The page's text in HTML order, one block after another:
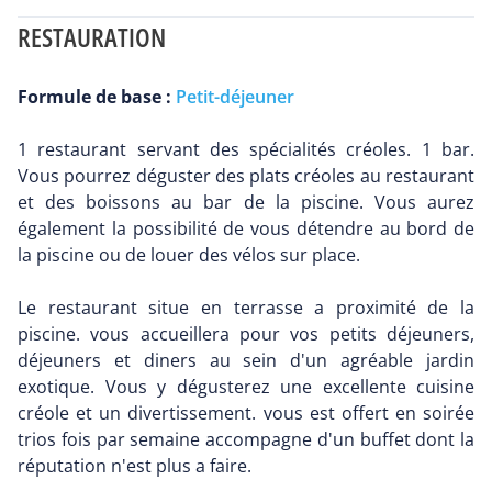
RESTAURATION
Formule de base : Petit-déjeuner
1 restaurant servant des spécialités créoles. 1 bar.
Vous pourrez déguster des plats créoles au restaurant
et des boissons au bar de la piscine. Vous aurez
également la possibilité de vous détendre au bord de
la piscine ou de louer des vélos sur place.
Le restaurant situe en terrasse a proximité de la
piscine. vous accueillera pour vos petits déjeuners,
déjeuners et diners au sein d'un agréable jardin
exotique. Vous y dégusterez une excellente cuisine
créole et un divertissement. vous est offert en soirée
trios fois par semaine accompagne d'un buffet dont la
réputation n'est plus a faire.